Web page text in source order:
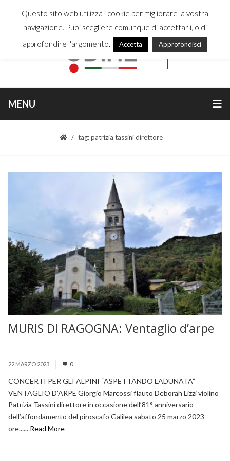
MENU
tag: patrizia tassini direttore
MURIS DI RAGOGNA: Ventaglio d’arpe
22 MARZO 2023 0
CONCERTI PER GLI ALPINI “ASPETTANDO L’ADUNATA”
VENTAGLIO D’ARPE Giorgio Marcossi flauto Deborah Lizzi violino
Patrizia Tassini direttore in occasione dell’81° anniversario
dell’affondamento del piroscafo Galilea sabato 25 marzo 2023
ore...... Read More
Questo sito web utilizza i cookie per migliorare la vostra
navigazione. Puoi scegliere comunque di accettarli, o di
approfondire l'argomento.
Accetta Approfondisci